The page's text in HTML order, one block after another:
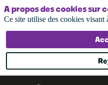
A propos des cookies sur
Ce site utilise des cookies visant